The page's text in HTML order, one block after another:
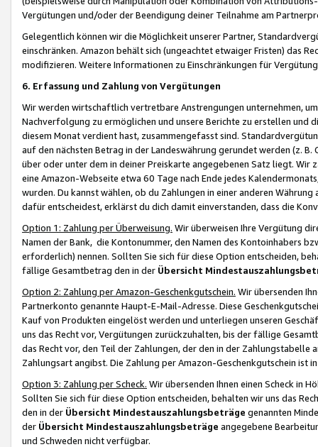
Vergütungen und/oder der Beendigung deiner Teilnahme am
Gelegentlich können wir die Möglichkeit unserer Partner,
einschränken. Amazon behält sich (ungeachtet etwaiger Fristen) das
modifizieren. Weitere Informationen zu Einschränkungen für
6. Erfassung und Zahlung von Vergütungen
Wir werden wirtschaftlich vertretbare Anstrengungen unternehmen,
Nachverfolgung zu ermöglichen und unsere Berichte zu erstellen und
diesem Monat verdient hast, zusammengefasst sind.
auf den nächsten Betrag in der Landeswährung gerundet werden (z.
über oder unter dem in deiner Preiskarte angegebenen Satz liegt.
eine Amazon-Webseite etwa 60 Tage nach Ende jedes
wurden. Du kannst wählen, ob du Zahlungen in einer anderen
dafür entscheidest, erklärst du dich damit einverstanden, dass die
Option 1: Zahlung per Überweisung. Wir überweisen Ihre Vergütung
Namen der Bank, die Kontonummer, den Namen des Kontoinhabers
erforderlich) nennen. Sollten Sie sich für diese Option entscheiden,
fällige Gesamtbetrag den in der Übersicht
Option 2: Zahlung per Amazon-Geschenkgutschein. Wir übersenden
Partnerkonto genannte Haupt-E-Mail-Adresse. Diese
Kauf von Produkten eingelöst werden und unterliegen unseren
uns das Recht vor, Vergütungen zurückzuhalten, bis der fällige
das Recht vor, den Teil der Zahlungen, der den in der
Zahlungsart angibst. Die Zahlung per Amazon-Geschenkgutschein ist
Option 3: Zahlung per Scheck. Wir übersenden Ihnen einen Scheck in
Sollten Sie sich für diese Option entscheiden, behalten wir uns das
den in der Übersicht Mindestauszahlungsbeträge genannten
der Übersicht Mindestauszahlungsbeträge angegebene
und Schweden nicht verfügbar.